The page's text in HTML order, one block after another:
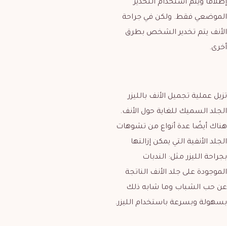
إطلاقا ويتم استخدام التخدير
الموضعي فقط. ولكن في جراحة
الأنف يتم تخدير الشخص بطرق
أخرى.
تزيل عملية تجميل الأنف بالليزر
الجلد السميك للغاية حول الأنف.
هناك أيضًا عدة أنواع من تشوهات
الجلد الأنفية التي يمكن إزالتها
بجراحة الليزر مثل: الندبات
الموجودة على جلد الأنف الناتجة
عن حب الشباب وما شابه ذلك
بسهولة وبسرعة باستخدام الليزر.